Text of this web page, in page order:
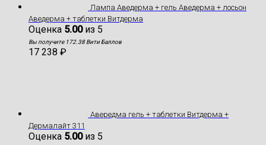
Лампа Аведерма + гель Аведерма + лосьон
Аведерма + таблетки Витдерма
Оценка 5.00из 5
Вы получите 172.38 Вити Баллов
17 238 ₽
Авередма гель + таблетки Витдерма +
Дермалайт 311
Оценка 5.00из 5